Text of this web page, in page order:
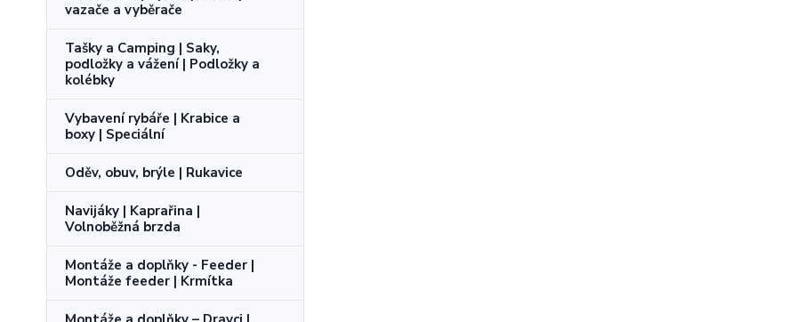
vazače a vyběrače
Tašky a Camping | Saky,
podložky a vážení | Podložky a
kolébky
Vybavení rybáře | Krabice a
boxy | Speciální
Oděv, obuv, brýle | Rukavice
Navijáky | Kaprařina |
Volnoběžná brzda
Montáže a doplňky - Feeder |
Montáže feeder | Krmítka